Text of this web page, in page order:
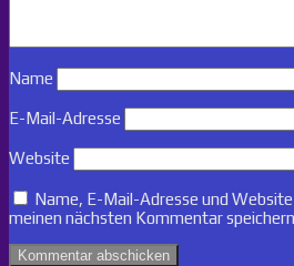
Name
E-Mail-Adresse
Website
Name, E-Mail-Adresse und
meinen nächsten Kommentar